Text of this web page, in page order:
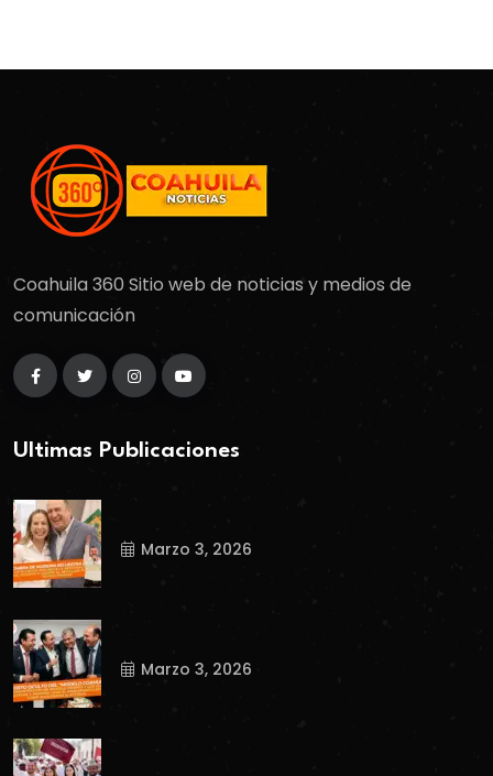
Coahuila 360 Sitio web de noticias y medios de
comunicación
Ultimas Publicaciones
Marzo 3, 2026
Marzo 3, 2026